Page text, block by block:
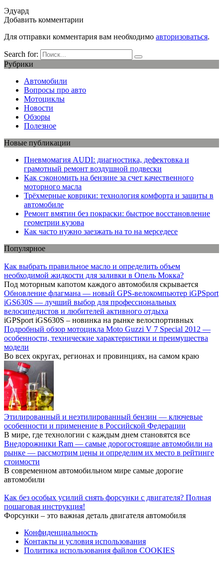
Эдуард
Добавить комментарии
Для отправки комментария вам необходимо авторизоваться.
Search for:
Рубрики
Автомобили
Вопросы про авто
Мотоциклы
Новости
Обзоры
Полезное
Новые публикации
Пневмомагия AUDI: диагностика, дефектовка и
грамотный ремонт воздушной подвески
Как сэкономить на бензине за счет качественного
моторного масла
Трёхмерные коврики: технология комфорта и защиты в
автомобиле
Ремонт вмятин без покраски: быстрое восстановление
геометрии кузова
Как часто нужно заезжать на то на мерседесе
Популярное
Как выбрать правильное масло и определить объем
необходимой жидкости для заливки в Опель Мокка?
Под моторным капотом каждого автомобиля скрывается
Обновление флагмана — новый GPS-велокомпьютер iGPSport
iGS630S — лучший выбор для профессиональных
велосипедистов и любителей активного отдыха
iGPSport iGS630S – новинка на рынке велоспортивных
Подробный обзор мотоцикла Moto Guzzi V 7 Special 2012 —
особенности, технические характеристики и преимущества
модели
Во всех округах, регионах и провинциях, на самом краю
Этилированный и неэтилированный бензин — ключевые
особенности и применение в Российской Федерации
В мире, где технологии с каждым днем становятся все
Внедорожники Ram — самые дорогостоящие автомобили на
рынке — рассмотрим цены и определим их место в рейтинге
стоимости
В современном автомобильном мире самые дорогие
автомобили
Как без особых усилий снять форсунки с двигателя? Полная
пошаговая инструкция!
Форсунки – это важная деталь двигателя автомобиля
Конфиденциальность
Контакты и условия использования
Политика использования файлов COOKIES